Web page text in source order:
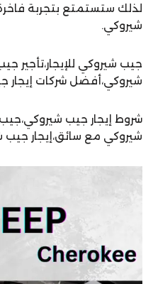
لذلك ستستمتع بتجربة فاخرة
شيروكي.
جيب شيروكي للإيجار،تأجير
شيروكي،أفضل شركات إيجار
شروط إيجار جيب شيروكي،جيب
شيروكي مع سائق،إيجار جيب